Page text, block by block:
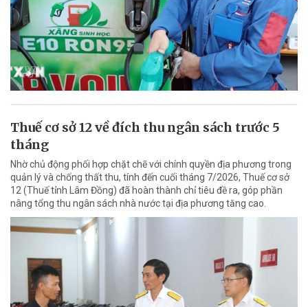
Thuế cơ sở 12 về đích thu ngân sách trước 5
tháng
Nhờ chủ động phối hợp chặt chẽ với chính quyền địa phương trong
quản lý và chống thất thu, tính đến cuối tháng 7/2026, Thuế cơ sở
12 (Thuế tỉnh Lâm Đồng) đã hoàn thành chỉ tiêu đề ra, góp phần
nâng tổng thu ngân sách nhà nước tại địa phương tăng cao.